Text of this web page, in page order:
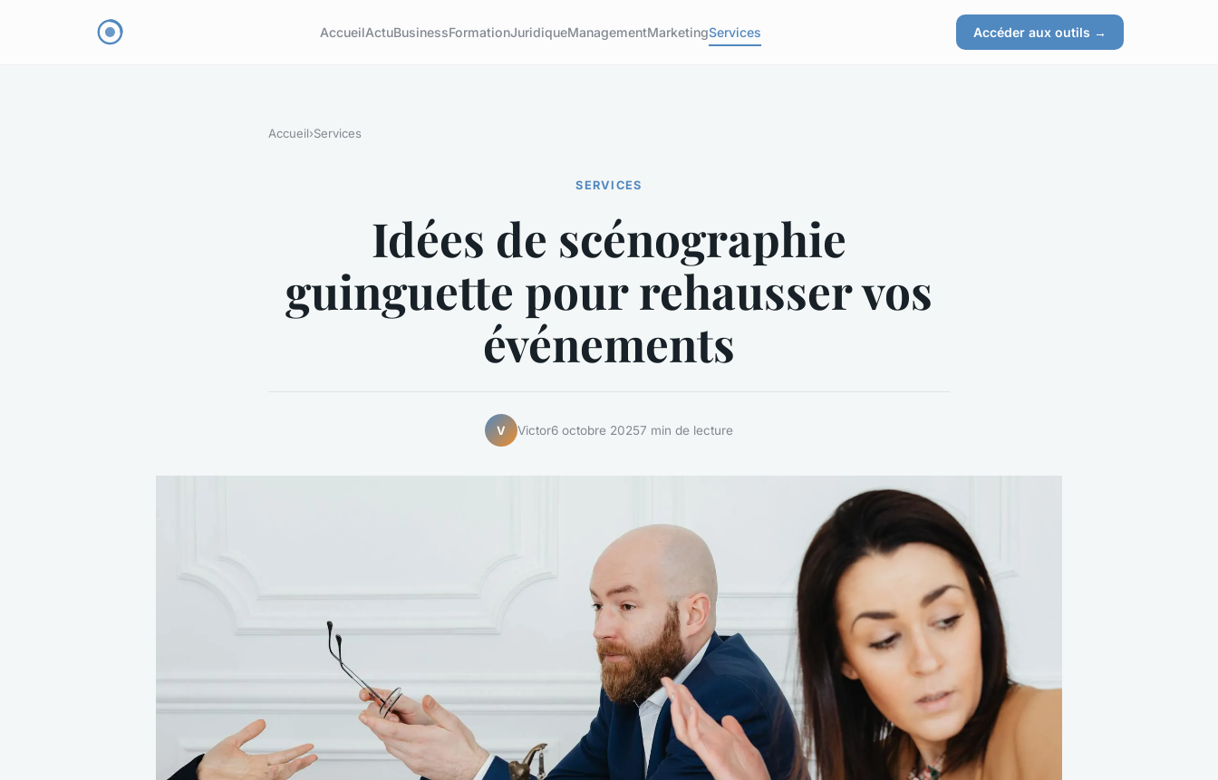
AccueilActuBusinessFormationJuridiqueManagementMarketingServices Accéder aux outils →
Accueil›Services
SERVICES
Idées de scénographie
guinguette pour rehausser vos
événements
V Victor6 octobre 20257 min de lecture